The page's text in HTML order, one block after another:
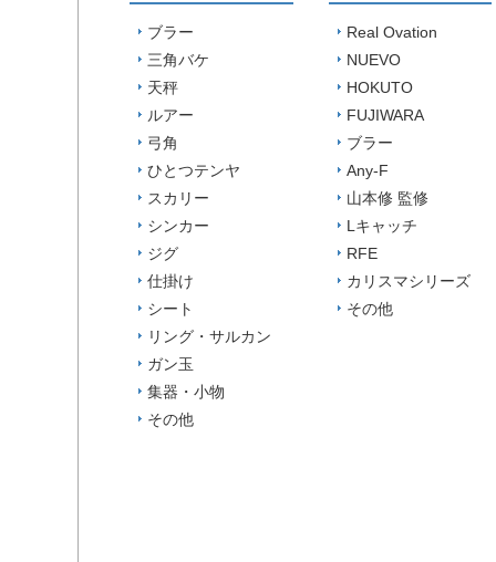
ブラー
三角バケ
天秤
ルアー
弓角
ひとつテンヤ
スカリー
シンカー
ジグ
仕掛け
シート
リング・サルカン
ガン玉
集器・小物
その他
Real Ovation
NUEVO
HOKUTO
FUJIWARA
ブラー
Any-F
山本修 監修
Lキャッチ
RFE
カリスマシリーズ
その他